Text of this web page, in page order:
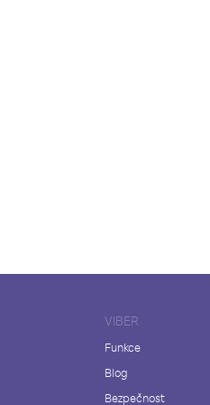
VIBER
Funkce
Blog
Bezpečnost